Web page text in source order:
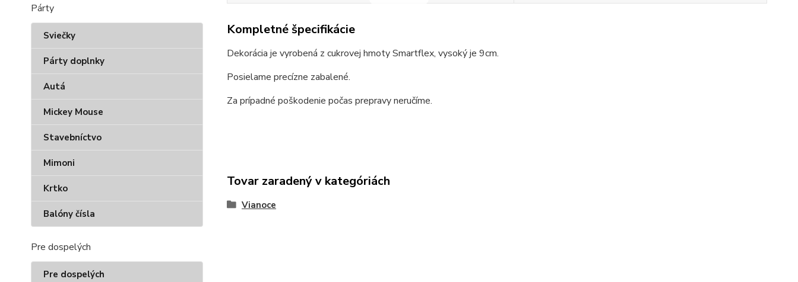
Párty
Sviečky
Párty doplnky
Autá
Mickey Mouse
Stavebníctvo
Mimoni
Krtko
Balóny čísla
Pre dospelých
Pre dospelých
Kompletné špecifikácie
Dekorácia je vyrobená z cukrovej hmoty Smartflex, vysoký je 9cm.
Posielame precízne zabalené.
Za prípadné poškodenie počas prepravy neručíme.
Tovar zaradený v kategóriách
Vianoce